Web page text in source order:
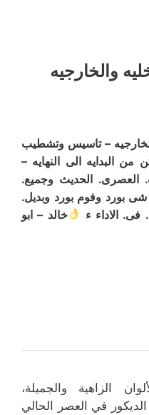
والخارجيه
– تاسيس وتشطيب
من البدايه الى النهايه –
العصرى. الحديث وجميع.
شى بورد وفوم بورد وبديل.
الاداء ء
خالد – ابو
الزاهية والجميلة،
في العصر الحالي